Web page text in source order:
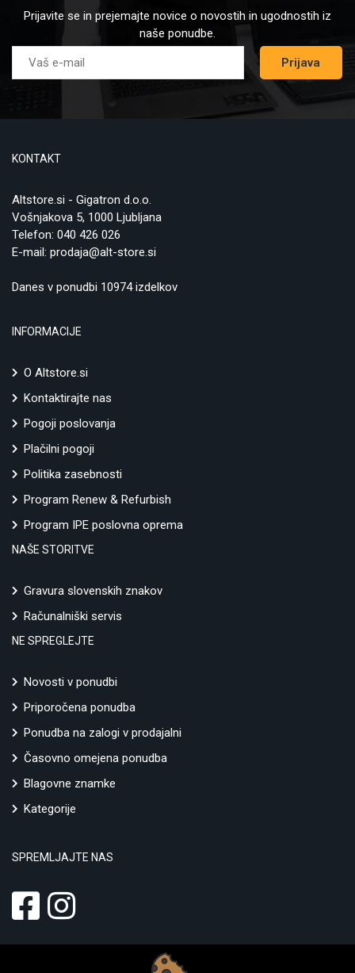
Prijavite se in prejemajte novice o novostih in ugodnostih iz
naše ponudbe.
Prijava
KONTAKT
Altstore.si - Gigatron d.o.o.
Vošnjakova 5, 1000 Ljubljana
Telefon: 040 426 026
E-mail: prodaja@alt-store.si
Danes v ponudbi 10974 izdelkov
INFORMACIJE
O Altstore.si
Kontaktirajte nas
Pogoji poslovanja
Plačilni pogoji
Politika zasebnosti
Program Renew & Refurbish
Program IPE poslovna oprema
NAŠE STORITVE
Gravura slovenskih znakov
Računalniški servis
NE SPREGLEJTE
Novosti v ponudbi
Priporočena ponudba
Ponudba na zalogi v prodajalni
Časovno omejena ponudba
Blagovne znamke
Kategorije
SPREMLJAJTE NAS